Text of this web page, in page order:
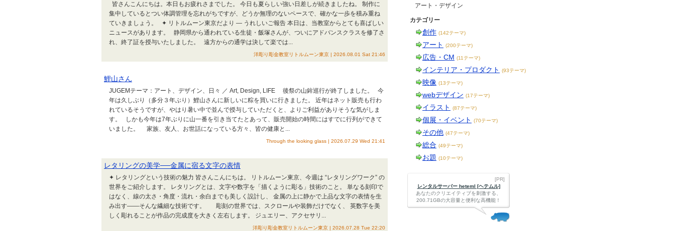
皆さんこんにちは。本日もお疲れさまでした。 今日も夏らしい強い日差しが続きましたね。 制作に
集中しているとつい体調管理を忘れがちですが、どうか無理のないペースで、確かな一歩を積み重ね
ていきましょう。 ✦ リトルムーン東京だより — うれしいご報告 本日は、当教室からとても喜ばしい
ニュースがあります。 静岡県から通われている生徒・飯塚さんが、ついにアドバンスクラスを修了さ
れ、終了証を授与いたしました。 遠方からの通学は決して楽では...
洋彫り彫金教室リトルムーン東京 | 2026.08.01 Sat 21:46
鯉山さん
JUGEMテーマ：アート、デザイン、日々 ／ Art, Design, LIFE 後祭の山鉾巡行が終了しました。 今
年は久しぶり（多分３年ぶり）鯉山さんに新しいに粽を買いに行きました。 近年はネット販売も行わ
れているそうですが、やはり暑い中で並んで授与していただくと、よりご利益がありそうな気がしま
す。 しかも今年は7年ぶりに山一番を引き当てたとあって、販売開始の時間にはすでに行列ができて
いました。 家族、友人、お世話になっている方々、皆の健康と...
Through the looking glass | 2026.07.29 Wed 21:41
レタリングの美学──金属に宿る文字の表情
✦ レタリングという技術の魅力 皆さんこんにちは。 リトルムーン東京、今週は “レタリングワーク” の
世界をご紹介します。 レタリングとは、文字や数字を「描くように彫る」技術のこと。 単なる刻印で
はなく、線の太さ・角度・流れ・余白までも美しく設計し、 金属の上に静かで上品な文字の表情を生
み出す――そんな繊細な技術です。 彫刻の世界では、スクロールや装飾だけでなく、 英数字を美
しく彫れることが作品の完成度を大きく左右します。 ジュエリー、アクセサリ...
洋彫り彫金教室リトルムーン東京 | 2026.07.28 Tue 22:20
アート・デザイン
カテゴリー
創作 (142テーマ)
アート (200テーマ)
広告・CM (11テーマ)
インテリア・プロダクト (93テーマ)
映像 (13テーマ)
webデザイン (17テーマ)
イラスト (87テーマ)
個展・イベント (70テーマ)
その他 (47テーマ)
総合 (49テーマ)
お題 (10テーマ)
[PR]
レンタルサーバー heteml [ヘテムル]
あなたのクリエイティブを刺激する、
200.71GBの大容量と便利な高機能！